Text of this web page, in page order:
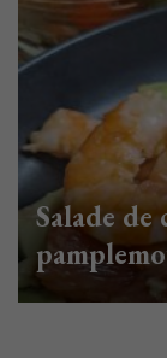
Salade de